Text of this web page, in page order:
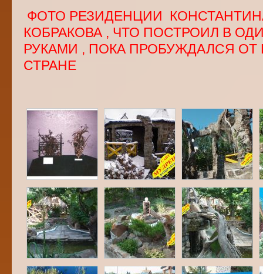
ФОТО РЕЗИДЕНЦИИ
КОБРАКОВА , ЧТО ПОСТРОИЛ В
РУКАМИ , ПОКА ПРОБУЖДАЛСЯ ОТ
СТРАНЕ